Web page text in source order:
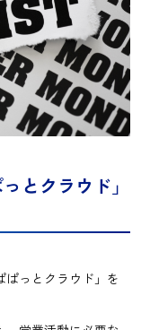
とクラウド」
っとクラウド」を